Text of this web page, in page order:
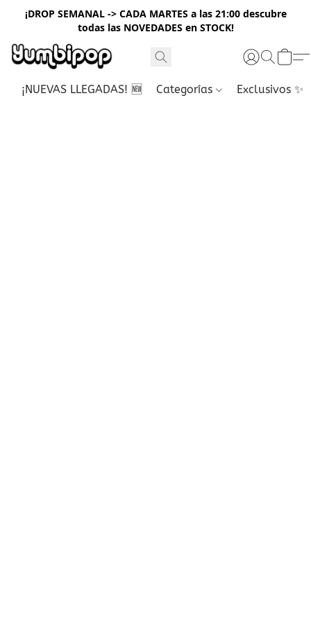
¡DROP SEMANAL -> CADA MARTES a las 21:00 descubre
todas las NOVEDADES en STOCK!
¡NUEVAS LLEGADAS! 🆕 Categorías Exclusivos ✨